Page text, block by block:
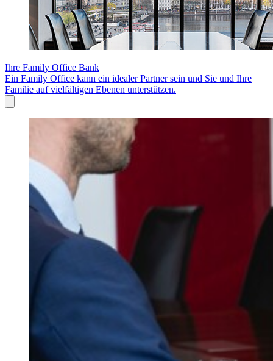
Ihre Family Office Bank
Ein Family Office kann ein idealer Partner sein und Sie und Ihre
Familie auf vielfältigen Ebenen unterstützen.